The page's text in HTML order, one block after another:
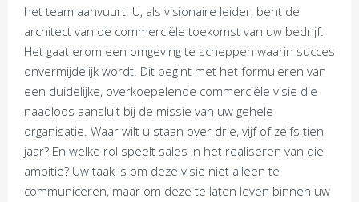
het team aanvuurt. U, als visionaire leider, bent de
architect van de commerciële toekomst van uw bedrijf.
Het gaat erom een omgeving te scheppen waarin succes
onvermijdelijk wordt. Dit begint met het formuleren van
een duidelijke, overkoepelende commerciële visie die
naadloos aansluit bij de missie van uw gehele
organisatie. Waar wilt u staan over drie, vijf of zelfs tien
jaar? En welke rol speelt sales in het realiseren van die
ambitie? Uw taak is om deze visie niet alleen te
communiceren, maar om deze te laten leven binnen uw